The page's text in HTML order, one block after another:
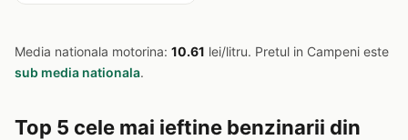
Media nationala motorina: 10.61 lei/litru. Pretul in Campeni este
sub media nationala.
Top 5 cele mai ieftine benzinarii din